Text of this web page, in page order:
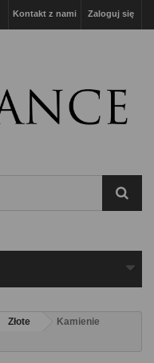
Zaloguj się
Kontakt z nami
Złote
Kamienie